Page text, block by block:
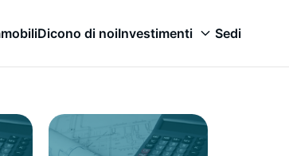
Dicono di noiInvestimenti Sedi